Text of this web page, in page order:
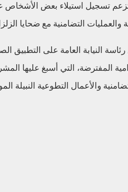
تزعم تسجيل استيلاء بعض الأشخاص
والعمليات التضامنية مع ضحايا
النيابة العامة على التطبيق
المفترضة، التي أسبغ عليها
والأعمال التطوعية النبيلة